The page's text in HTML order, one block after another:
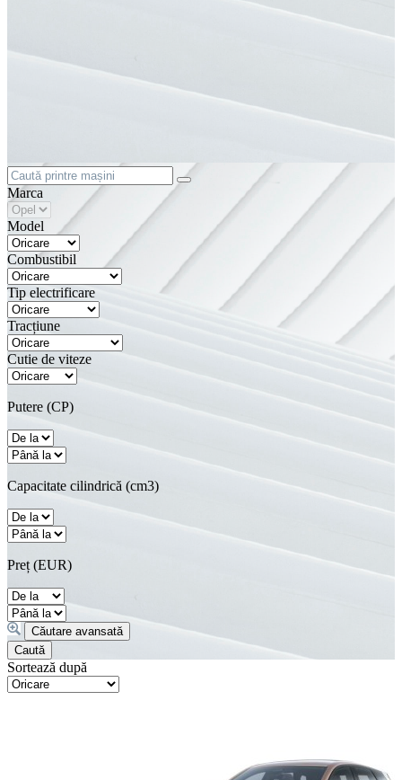
Marca
Model
Combustibil
Tip electrificare
Tracțiune
Cutie de viteze
Putere (CP)
Capacitate cilindrică (cm3)
Preț (EUR)
Sortează după